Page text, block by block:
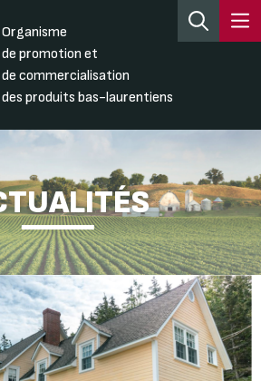
Organisme
de promotion et
de commercialisation
des produits bas-laurentiens